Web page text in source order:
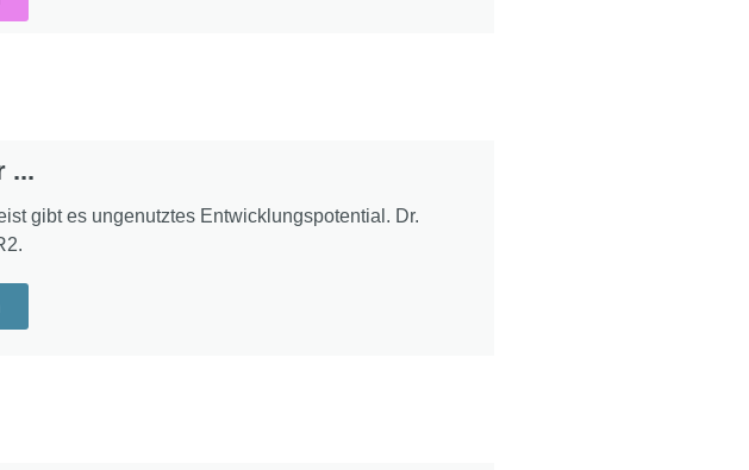
...
gibt es ungenutztes Entwicklungspotential. Dr.